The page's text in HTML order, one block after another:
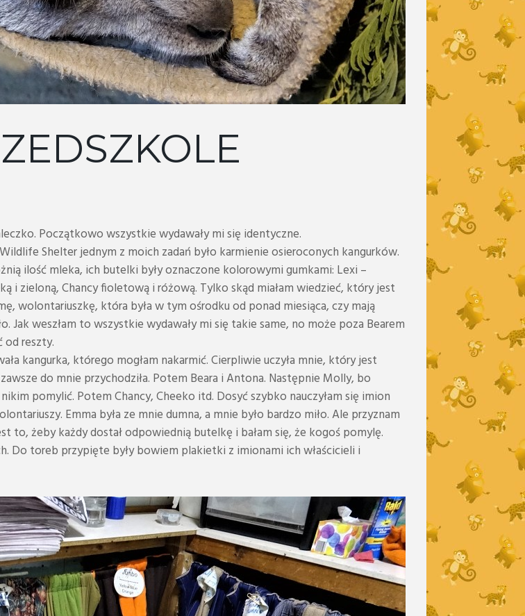
Początkowo wszystkie wydawały mi się identyczne.
Shelter jednym z moich zadań było karmienie osieroconych kangurków.
ilość mleka, ich butelki były oznaczone kolorowymi gumkami: Lexi –
i zieloną, Chancy fioletową i różową. Tylko skąd miałam wiedzieć, który jest
wolontariuszkę, która była w tym ośrodku od ponad miesiąca, czy mają
weszłam to wszystkie wydawały mi się takie same, no może poza Bearem
od reszty.
kangurka, którego mogłam nakarmić. Cierpliwie uczyła mnie, który jest
do mnie przychodziła. Potem Beara i Antona. Następnie Molly, bo
pomylić. Potem Chancy, Cheeko itd. Dosyć szybko nauczyłam się imion
Emma była ze mnie dumna, a mnie było bardzo miło. Ale przyznam
to, żeby każdy dostał odpowiednią butelkę i bałam się, że kogoś pomylę.
Do toreb przypięte były bowiem plakietki z imionami ich właścicieli i